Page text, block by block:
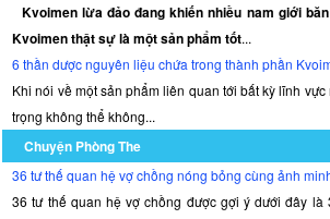
Kvoimen lừa đảo đang khiến nhiều nam giới
Kvoimen thật sự là một sản phẩm tốt...
6 thần dược nguyên liệu chứa trong thành phần
Khi nói về một sản phẩm liên quan tới bất kỳ lĩnh
trọng không thể không...
Chuyện Phòng The
36 tư thế quan hệ vợ chồng nóng bỏng cùng ảnh
36 tư thế quan hệ vợ chồng được gợi ý dưới đây là